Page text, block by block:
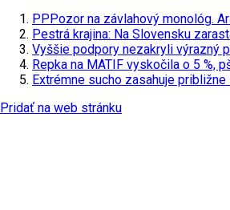
PPPozor na závlahový monológ.
Pestrá krajina: Na Slovensku
Vyššie podpory nezakryli výrazný
Repka na MATIF vyskočila o 5 %,
Extrémne sucho zasahuje
Pridať na web stránku